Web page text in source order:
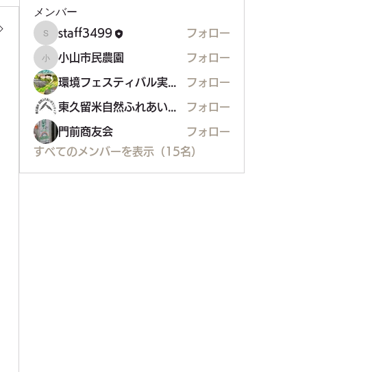
メンバー
staff3499
staff3499 フォロー
小山市民農園
小山市民農園 フォロー
環境フェスティバル実行委員会 フォロー
フォロー
門前商友会
フォロー
すべてのメンバーを表示（15名）